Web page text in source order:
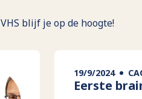
blijf je op de hoogte!
19/9/2024
Eerste